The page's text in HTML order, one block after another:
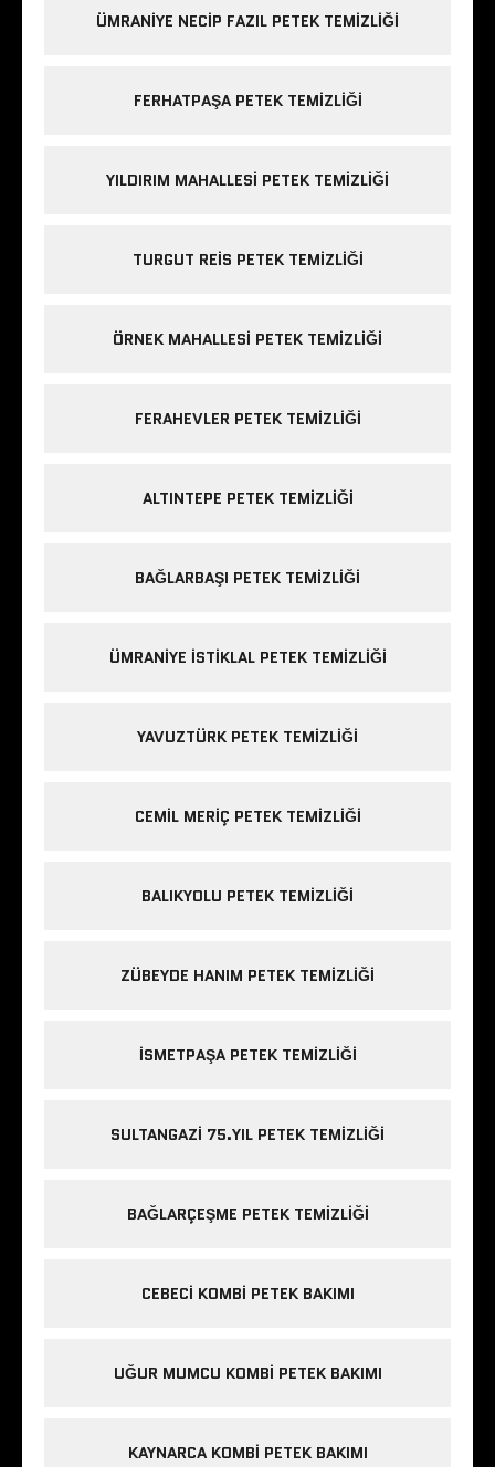
ÜMRANIYE NECIP FAZIL PETEK TEMIZLIĞI
FERHATPAŞA PETEK TEMIZLIĞI
YILDIRIM MAHALLESI PETEK TEMIZLIĞI
TURGUT REIS PETEK TEMIZLIĞI
ÖRNEK MAHALLESI PETEK TEMIZLIĞI
FERAHEVLER PETEK TEMIZLIĞI
ALTINTEPE PETEK TEMIZLIĞI
BAĞLARBAŞI PETEK TEMIZLIĞI
ÜMRANIYE ISTIKLAL PETEK TEMIZLIĞI
YAVUZTÜRK PETEK TEMIZLIĞI
CEMIL MERIÇ PETEK TEMIZLIĞI
BALIKYOLU PETEK TEMIZLIĞI
ZÜBEYDE HANIM PETEK TEMIZLIĞI
ISMETPAŞA PETEK TEMIZLIĞI
SULTANGAZI 75.YIL PETEK TEMIZLIĞI
BAĞLARÇEŞME PETEK TEMIZLIĞI
CEBECI KOMBI PETEK BAKIMI
UĞUR MUMCU KOMBI PETEK BAKIMI
KAYNARCA KOMBI PETEK BAKIMI